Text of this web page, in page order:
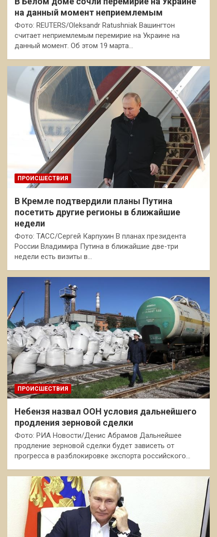
на данный момент неприемлемым
Фото: REUTERS/Oleksandr Ratushniak Вашингтон
считает неприемлемым перемирие на Украине на
данный момент. Об этом 19 марта…
ПРОИСШЕСТВИЯ
В Кремле подтвердили планы Путина
посетить другие регионы в ближайшие
недели
Фото: ТАСС/Сергей Карпухин В планах президента
России Владимира Путина в ближайшие две-три
недели есть визиты в…
ПРОИСШЕСТВИЯ
Небензя назвал ООН условия дальнейшего
продления зерновой сделки
Фото: РИА Новости/Денис Абрамов Дальнейшее
продление зерновой сделки будет зависеть от
прогресса в разблокировке экспорта российского…